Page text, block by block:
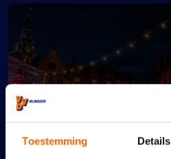
Toestemming Details